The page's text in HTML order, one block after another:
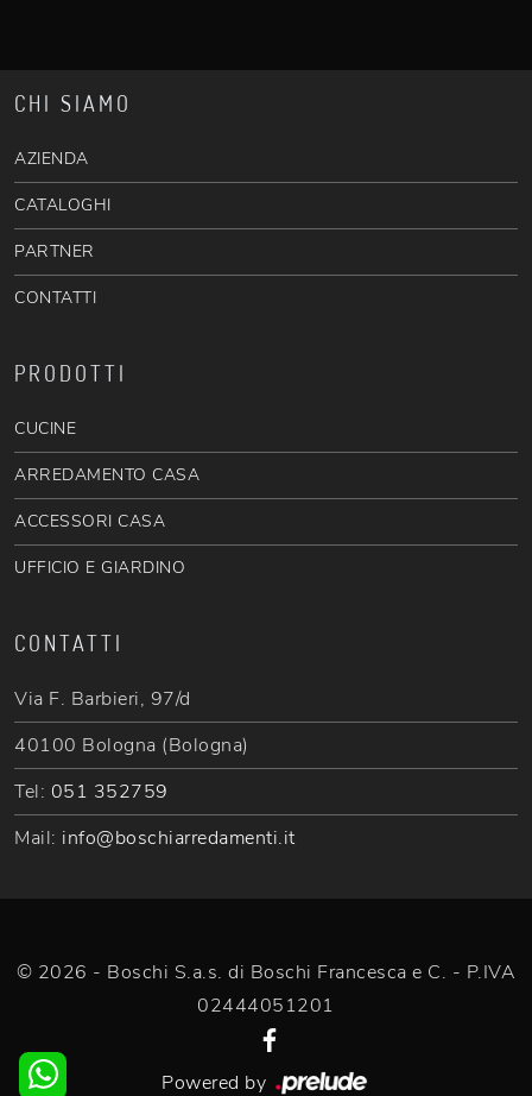
CHI SIAMO
AZIENDA
CATALOGHI
PARTNER
CONTATTI
PRODOTTI
CUCINE
ARREDAMENTO CASA
ACCESSORI CASA
UFFICIO E GIARDINO
CONTATTI
Via F. Barbieri, 97/d
40100 Bologna (Bologna)
Tel: 051 352759
Mail: info@boschiarredamenti.it
© 2026 - Boschi S.a.s. di Boschi Francesca e C. - P.IVA
02444051201
Powered by